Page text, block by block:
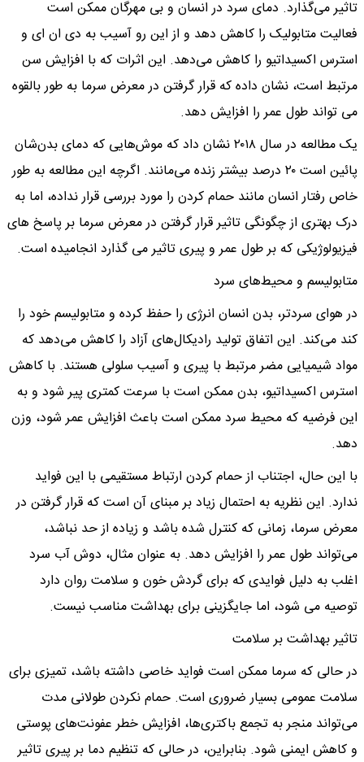
تاثیر می‌گذارد. دمای سرد در انسان و بی مهرگان ممکن است
فعالیت متابولیک را کاهش دهد و از این رو آسیب به دی ان ای و
استرس اکسیداتیو را کاهش می‌دهد. این اثرات که با افزایش سن
مرتبط است، نشان داده که قرار گرفتن در معرض سرما به طور بالقوه
می تواند طول عمر را افزایش دهد.
یک مطالعه در سال ۲۰۱۸ نشان داد که موش‌هایی که دمای بدن‌شان
پائین است ۲۰ درصد بیشتر زنده می‌مانند. اگرچه این مطالعه به طور
خاص رفتار انسان مانند حمام کردن را مورد بررسی قرار نداده، اما به
درک بهتری از چگونگی تاثیر قرار گرفتن در معرض سرما بر پاسخ های
فیزیولوژیکی که بر طول عمر و پیری تاثیر می گذارد انجامیده است.
متابولیسم و محیط‌های سرد
در هوای سردتر، بدن انسان انرژی را حفظ کرده و متابولیسم خود را
کند می‌کند. این اتفاق تولید رادیکال‌های آزاد را کاهش می‌دهد که
مواد شیمیایی مضر مرتبط با پیری و آسیب سلولی هستند. با کاهش
استرس اکسیداتیو، بدن ممکن است با سرعت کمتری پیر شود و به
این فرضیه که محیط سرد ممکن است باعث افزایش عمر شود، وزن
دهد.
با این حال، اجتناب از حمام کردن ارتباط مستقیمی با این فواید
ندارد. این نظریه به احتمال زیاد بر مبنای آن است که قرار گرفتن در
معرض سرما، زمانی که کنترل شده باشد و زیاده از حد نباشد،
می‌تواند طول عمر را افزایش دهد. به عنوان مثال، دوش آب سرد
اغلب به دلیل فوایدی که برای گردش خون و سلامت روان دارد
توصیه می شود، اما جایگزینی برای بهداشت مناسب نیست.
تاثیر بهداشت بر سلامت
در حالی که سرما ممکن است فواید خاصی داشته باشد، تمیزی برای
سلامت عمومی بسیار ضروری است. حمام نکردن طولانی مدت
می‌تواند منجر به تجمع باکتری‌ها، افزایش خطر عفونت‌های پوستی
و کاهش ایمنی شود. بنابراین، در حالی که تنظیم دما بر پیری تاثیر